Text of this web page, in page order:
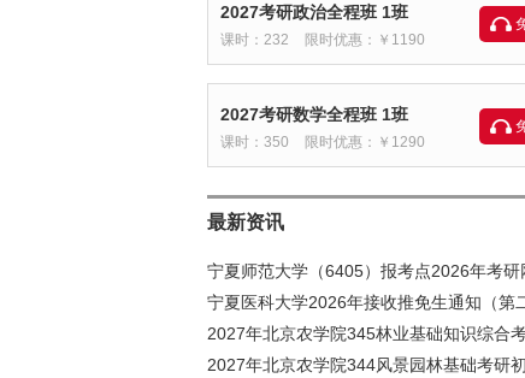
2027考研政治全程班 1班
课时：232 限时优惠：￥1190
2027考研数学全程班 1班
课时：350 限时优惠：￥1290
最新资讯
宁夏师范大学（6405）报考点2026年考研
宁夏医科大学2026年接收推免生通知（第
2027年北京农学院345林业基础知识综合
2027年北京农学院344风景园林基础考研